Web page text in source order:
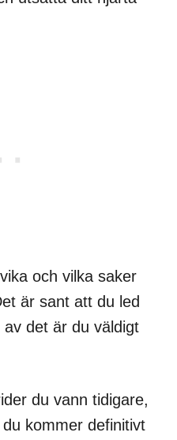
och vilka saker
är sant att du led
det är du väldigt
du vann tidigare,
kommer definitivt